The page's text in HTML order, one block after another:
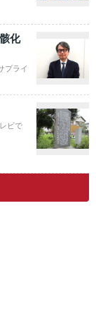
化
プライ
ビで